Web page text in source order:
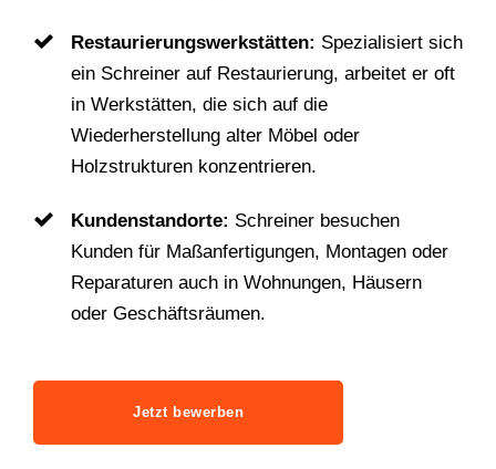
Restaurierungswerkstätten: Spezialisiert sich
ein Schreiner auf Restaurierung, arbeitet er oft
in Werkstätten, die sich auf die
Wiederherstellung alter Möbel oder
Holzstrukturen konzentrieren.
Kundenstandorte: Schreiner besuchen
Kunden für Maßanfertigungen, Montagen oder
Reparaturen auch in Wohnungen, Häusern
oder Geschäftsräumen.
Jetzt bewerben